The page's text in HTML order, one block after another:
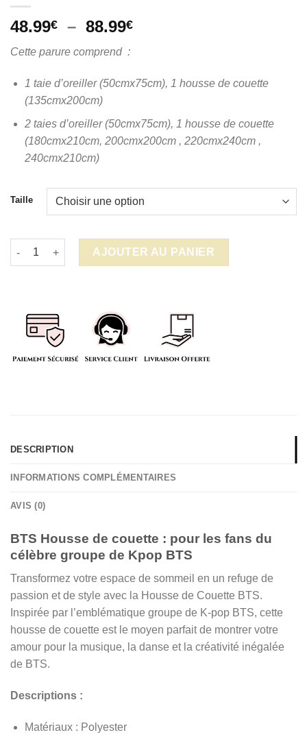
48.99€ – 88.99€Plage
48.99€
à
Cette parure comprend :
1 taie d’oreiller (50cmx75cm), 1 housse de couette
(135cmx200cm)
2 taies d’oreiller (50cmx75cm), 1 housse de couette
(180cmx210cm, 200cmx200cm , 220cmx240cm ,
240cmx210cm)
Taille
quantité de BTS Housse de couette
AJOUTER AU PANIER
DESCRIPTION
INFORMATIONS COMPLÉMENTAIRES
AVIS (0)
BTS Housse de couette : pour les fans du
célèbre groupe de Kpop BTS
Transformez votre espace de sommeil en un refuge de
passion et de style avec la Housse de Couette BTS.
Inspirée par l’emblématique groupe de K-pop BTS, cette
housse de couette est le moyen parfait de montrer votre
amour pour la musique, la danse et la créativité inégalée
de BTS.
Descriptions :
Matériaux : Polyester